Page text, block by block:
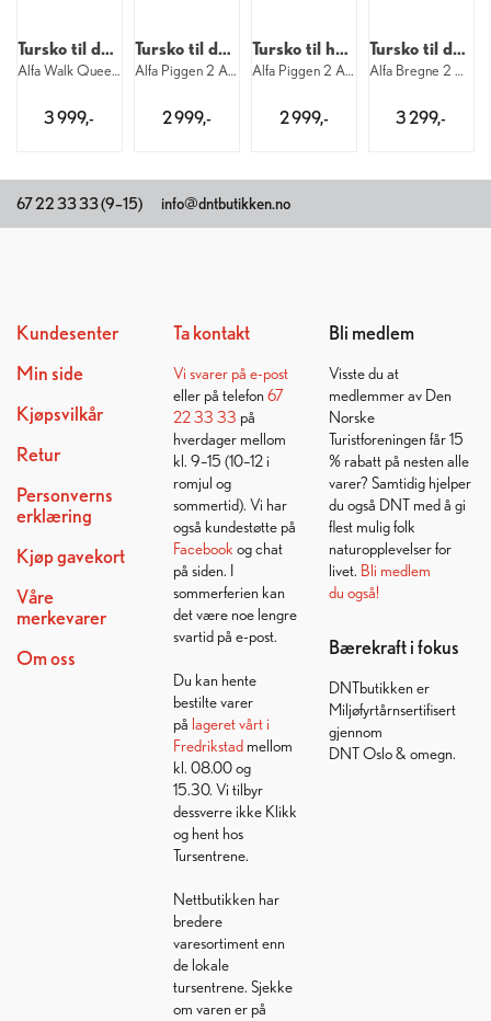
Tursko til dame
Alfa Walk Queen Advanced GTX W 2000
3 999,-
Tursko til dame
Alfa Piggen 2 APS GTX W 8860
2 999,-
Tursko til herre
Alfa Piggen 2 APS GTX M 1160
2 999,-
Tursko til dame
Alfa Bregne 2 APS GTX W 1160
3 299,-
67 22 33 33 (9–15) info@dntbutikken.no
Kundesenter
Min side
Kjøpsvilkår
Retur
Personverns
erklæring
Kjøp gavekort
Våre
merkevarer
Om oss
Ta kontakt
Vi svarer på e-post
eller på telefon 67
22 33 33 på
hverdager mellom
kl. 9–15 (10–12 i
romjul og
sommertid). Vi har
også kundestøtte på
Facebook og chat
på siden. I
sommerferien kan
det være noe lengre
svartid på e-post.
Du kan hente
bestilte varer
på lageret vårt i
Fredrikstadmellom
kl. 08.00 og
15.30. Vi tilbyr
dessverre ikke Klikk
og hent hos
Tursentrene.
Nettbutikken har
bredere
varesortiment enn
de lokale
tursentrene. Sjekke
om varen er på
Bli medlem
Visste du at
medlemmer av Den
Norske
Turistforeningen får 15
% rabatt på nesten alle
varer? Samtidig hjelper
du også DNT med å gi
flest mulig folk
naturopplevelser for
livet. Bli medlem
du også!
Bærekraft i fokus
DNTbutikken er
Miljøfyrtårnsertifisert
gjennom
DNT Oslo & omegn.